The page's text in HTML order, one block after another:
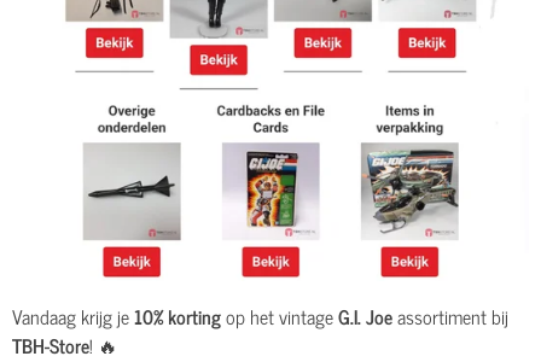
Vandaag krijg je10% kortingop het vintageG.I. Joeassortiment bij
TBH-Store! 🔥